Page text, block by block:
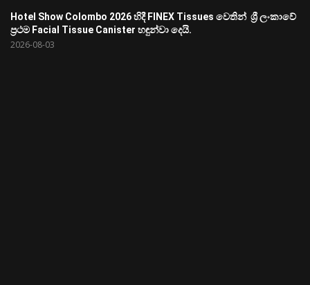
Hotel Show Colombo 2026 හිදී FINEX Tissues වෙතින් ශ්‍රී ලංකාවේ
ප්‍රථම Facial Tissue Canister හඳුන්වා දෙයි.
2026-08-03